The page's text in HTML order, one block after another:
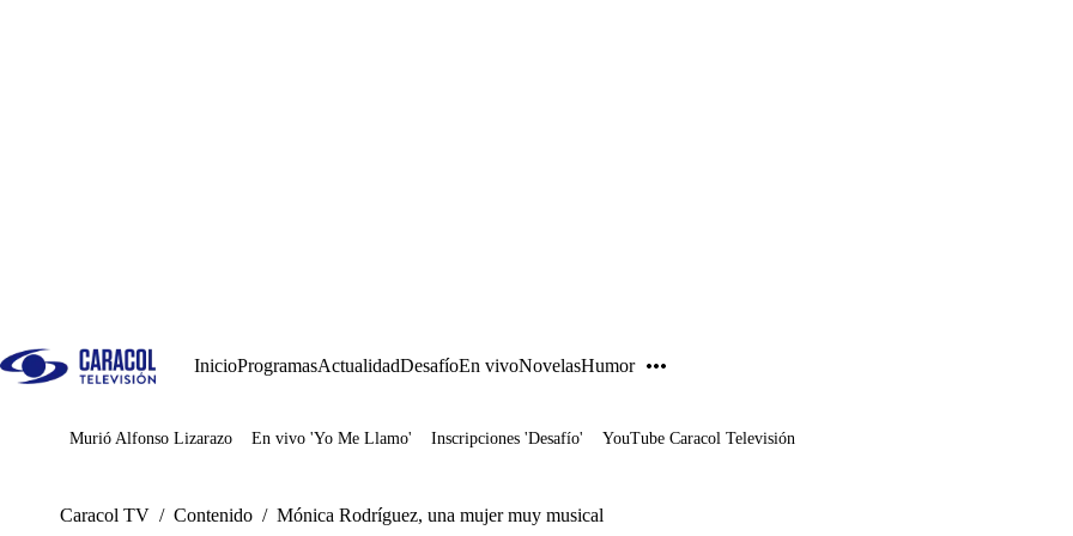
InicioProgramasActualidadDesafíoEn vivoNovelasHumor
Juegos
Murió Alfonso Lizarazo En vivo 'Yo Me Llamo' Inscripciones 'Desafío' YouTube Caracol Televisión
Caracol TV / Contenido / Mónica Rodríguez, una mujer muy musical